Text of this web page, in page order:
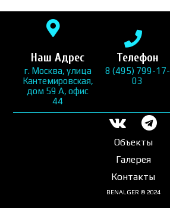
Наш Адрес
г. Москва, улица
Кантемировская,
дом 59 А, офис
44
Телефон
8 (495) 799-17-
03
Объекты
Галерея
Контакты
BENALGER © 2024